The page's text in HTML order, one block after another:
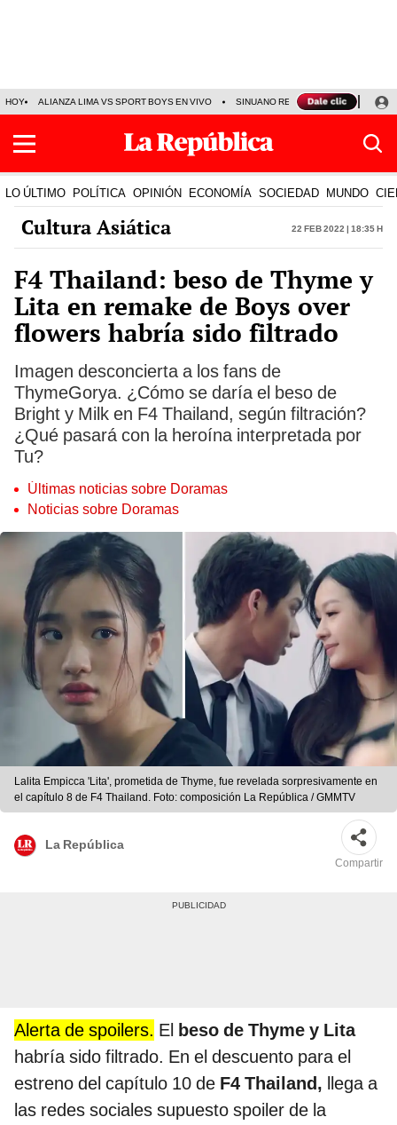
HOY ALIANZA LIMA VS SPORT BOYS EN VIVO SINUANO RESULTADOS HOY
LO ÚLTIMO POLÍTICA OPINIÓN ECONOMÍA SOCIEDAD MUNDO
Cultura Asiática 22 Feb 2022 | 18:35 h
F4 Thailand: beso de Thyme y
Lita en remake de Boys over
flowers habría sido filtrado
Imagen desconcierta a los fans de
ThymeGorya. ¿Cómo se daría el beso de
Bright y Milk en F4 Thailand, según filtración?
¿Qué pasará con la heroína interpretada por
Tu?
Últimas noticias sobre Doramas
Noticias sobre Doramas
Lalita Empicca 'Lita', prometida de Thyme, fue revelada sorpresivamente en
el capítulo 8 de F4 Thailand. Foto: composición La República / GMMTV
La República
Compartir
Alerta de spoilers. El beso de Thyme y Lita
habría sido filtrado. En el descuento para el
estreno del capítulo 10 de F4 Thailand, llega a
las redes sociales supuesto spoiler de la